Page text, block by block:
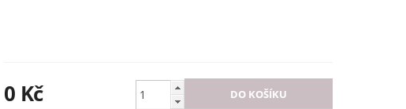
0 Kč